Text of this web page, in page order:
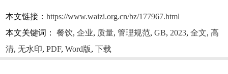
本文链接：https://www.waizi.org.cn/bz/177967.html
本文关键词：餐饮,企业, 质量,管理规范,GB, 2023,全文,高
清,无水印,PDF,Word版,下载